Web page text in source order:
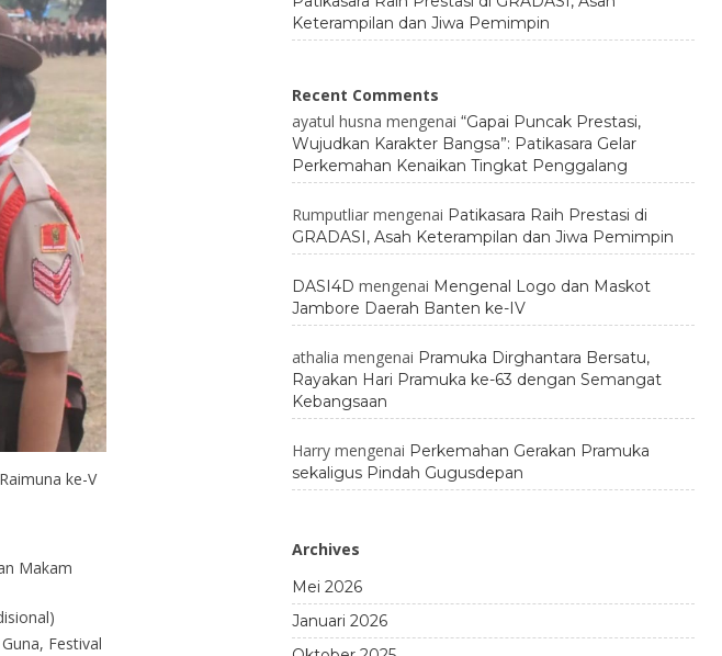
ke-V
Makam
Festival
Keterampilan dan Jiwa Pemimpin
Recent Comments
ayatul husna mengenai “Gapai Puncak Prestasi,
Wujudkan Karakter Bangsa”: Patikasara Gelar
Perkemahan Kenaikan Tingkat Penggalang
Rumputliarmengenai Patikasara Raih Prestasi di
GRADASI, Asah Keterampilan dan Jiwa Pemimpin
DASI4D mengenai Mengenal Logo dan Maskot
Jambore Daerah Banten ke-IV
athalia mengenai Pramuka Dirghantara Bersatu,
Rayakan Hari Pramuka ke-63 dengan Semangat
Kebangsaan
Harrymengenai Perkemahan Gerakan Pramuka
sekaligus Pindah Gugusdepan
Archives
Mei 2026
Januari 2026